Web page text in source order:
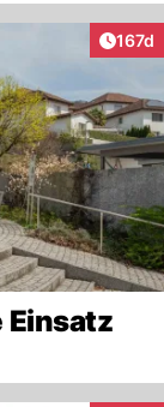
167d
Einsatz